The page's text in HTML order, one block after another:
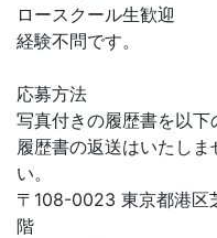
ロースクール生歓迎
経験不問です。
応募方法
写真付きの履歴書を以下
履歴書の返送はいたし
い。
〒108-0023 東京都港区
階